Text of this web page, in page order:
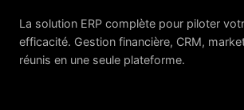
La solution ERP complète pour piloter
efficacité. Gestion financière, CRM,
réunis en une seule plateforme.